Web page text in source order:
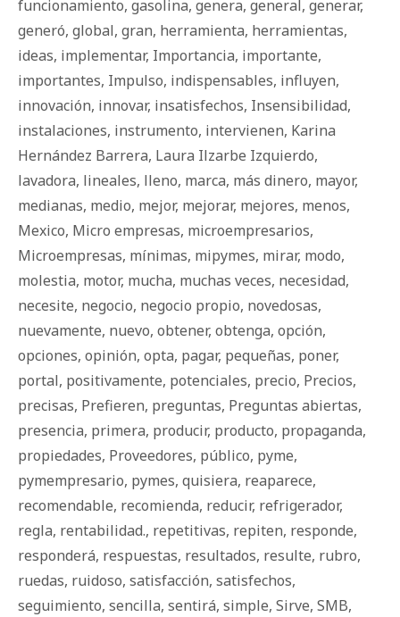
funcionamiento, gasolina, genera, general, generar,
generó, global, gran, herramienta, herramientas,
ideas, implementar, Importancia, importante,
importantes, Impulso, indispensables, influyen,
innovación, innovar, insatisfechos, Insensibilidad,
instalaciones, instrumento, intervienen, Karina
Hernández Barrera, Laura Ilzarbe Izquierdo,
lavadora, lineales, lleno, marca, más dinero, mayor,
medianas, medio, mejor, mejorar, mejores, menos,
Mexico, Micro empresas, microempresarios,
Microempresas, mínimas, mipymes, mirar, modo,
molestia, motor, mucha, muchas veces, necesidad,
necesite, negocio, negocio propio, novedosas,
nuevamente, nuevo, obtener, obtenga, opción,
opciones, opinión, opta, pagar, pequeñas, poner,
portal, positivamente, potenciales, precio, Precios,
precisas, Prefieren, preguntas, Preguntas abiertas,
presencia, primera, producir, producto, propaganda,
propiedades, Proveedores, público, pyme,
pymempresario, pymes, quisiera, reaparece,
recomendable, recomienda, reducir, refrigerador,
regla, rentabilidad., repetitivas, repiten, responde,
responderá, respuestas, resultados, resulte, rubro,
ruedas, ruidoso, satisfacción, satisfechos,
seguimiento, sencilla, sentirá, simple, Sirve, SMB,